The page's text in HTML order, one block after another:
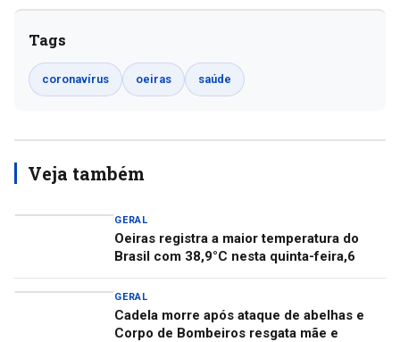
Tags
coronavírus oeiras saúde
Veja também
GERAL
Oeiras registra a maior temperatura do
Brasil com 38,9°C nesta quinta-feira,6
GERAL
Cadela morre após ataque de abelhas e
Corpo de Bombeiros resgata mãe e